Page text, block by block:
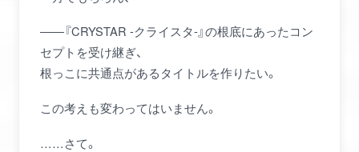
――『CRYSTAR -クライスタ-』の根底にあったコン
セプトを受け継ぎ、
根っこに共通点があるタイトルを作りたい。
この考えも変わってはいません。
……さて。